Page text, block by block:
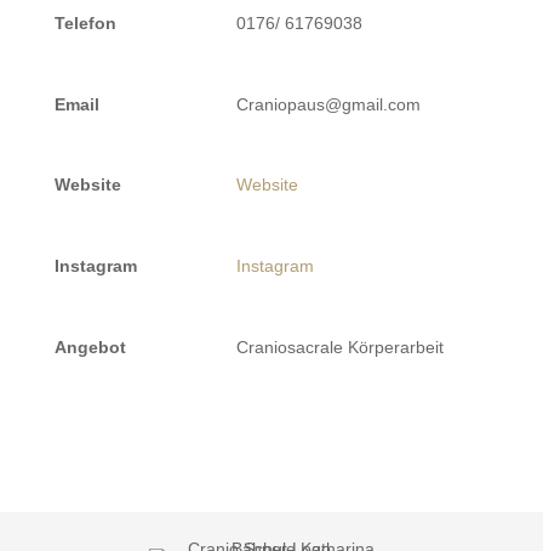
Telefon 0176/ 61769038
Email Craniopaus@gmail.com
Website Website
Instagram Instagram
Angebot Craniosacrale Körperarbeit